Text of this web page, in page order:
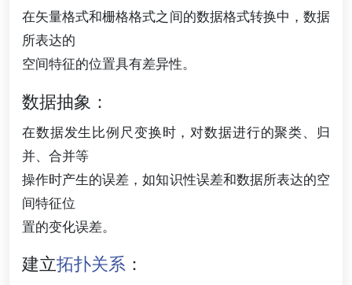
在矢量格式和栅格格式之间的数据格式转换中，数据
所表达的
空间特征的位置具有差异性。
数据抽象：
在数据发生比例尺变换时，对数据进行的聚类、归
并、合并等
操作时产生的误差，如知识性误差和数据所表达的空
间特征位
置的变化误差。
建立拓扑关系 ：